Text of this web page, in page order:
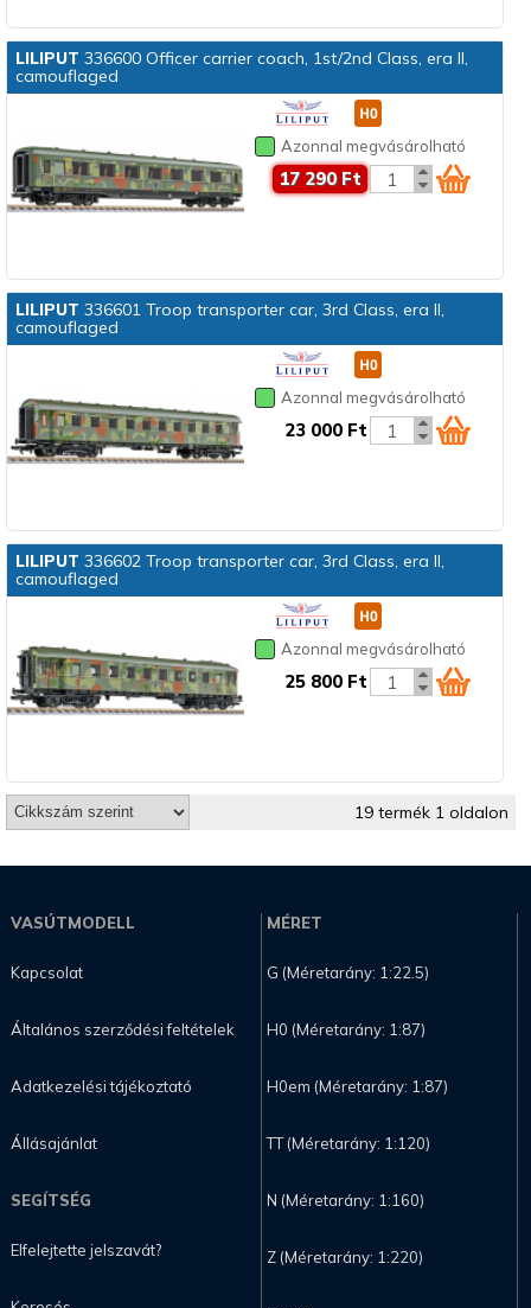
LILIPUT 336600 Officer carrier coach, 1st/2nd Class, era II,
camouflaged
Azonnal megvásárolható
17 290 Ft
LILIPUT 336601 Troop transporter car, 3rd Class, era II,
camouflaged
Azonnal megvásárolható
23 000 Ft
LILIPUT 336602 Troop transporter car, 3rd Class, era II,
camouflaged
Azonnal megvásárolható
25 800 Ft
19 termék 1 oldalon
VASÚTMODELL
Kapcsolat
Általános szerződési feltételek
Adatkezelési tájékoztató
Állásajánlat
SEGÍTSÉG
Elfelejtette jelszavát?
MÉRET
G (Méretarány: 1:22.5)
H0 (Méretarány: 1:87)
H0em (Méretarány: 1:87)
TT (Méretarány: 1:120)
N (Méretarány: 1:160)
Z (Méretarány: 1:220)